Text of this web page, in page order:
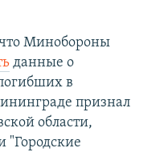
что Минобороны
данные о
в
признал
области,
"Городские